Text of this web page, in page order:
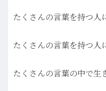
たくさんの言葉を持つ人
たくさんの言葉を持つ人
たくさんの言葉の中で生